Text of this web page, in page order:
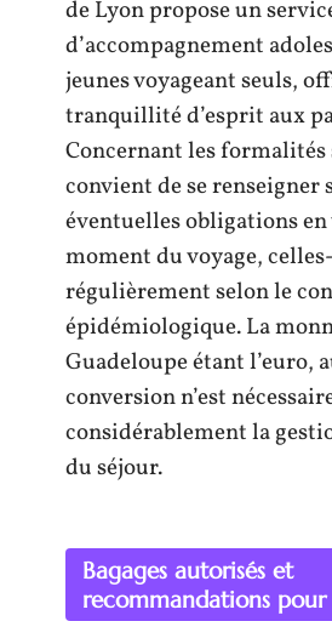
de Lyon propose un
d’accompagnement
jeunes voyageant seuls,
tranquillité d’esprit aux
Concernant les
convient de se renseigner
éventuelles obligations
moment du voyage,
régulièrement selon le
épidémiologique. La
Guadeloupe étant l’euro,
conversion n’est
considérablement la
du séjour.
Bagages autorisés et
recommandations pour